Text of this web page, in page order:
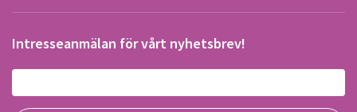
Intresseanmälan för vårt nyhetsbrev!